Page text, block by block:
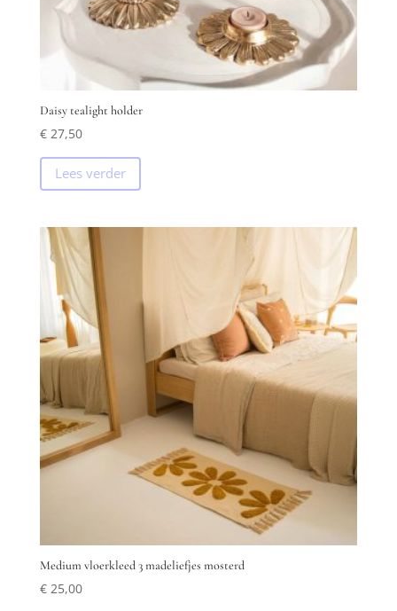
Daisy tealight holder
€27,50
Lees verder
Medium vloerkleed 3 madeliefjes mosterd
€25,00